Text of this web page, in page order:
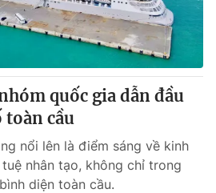
quốc gia dẫn đầu
toàn cầu
nổi lên là điểm sáng về kinh
nhân tạo, không chỉ trong
diện toàn cầu.